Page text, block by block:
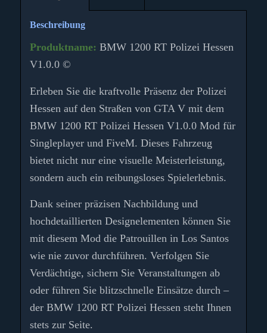
Beschreibung
Produktname: BMW 1200 RT Polizei Hessen
V1.0.0 ©
Erleben Sie die kraftvolle Präsenz der Polizei
Hessen auf den Straßen von GTA V mit dem
BMW 1200 RT Polizei Hessen V1.0.0 Mod für
Singleplayer und FiveM. Dieses Fahrzeug
bietet nicht nur eine visuelle Meisterleistung,
sondern auch ein reibungsloses Spielerlebnis.
Dank seiner präzisen Nachbildung und
hochdetaillierten Designelementen können Sie
mit diesem Mod die Patrouillen in Los Santos
wie nie zuvor durchführen. Verfolgen Sie
Verdächtige, sichern Sie Veranstaltungen ab
oder führen Sie blitzschnelle Einsätze durch –
der BMW 1200 RT Polizei Hessen steht Ihnen
stets zur Seite.